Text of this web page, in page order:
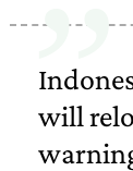
will